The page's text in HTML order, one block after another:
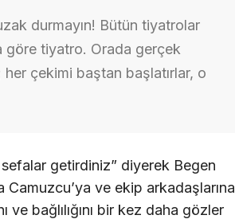
durmayın! Bütün tiyatrolar
göre tiyatro. Orada gerçek
çekimi baştan başlatırlar, o
getirdiniz” diyerek Begen
ve ekip arkadaşlarına
bağlılığını bir kez daha gözler